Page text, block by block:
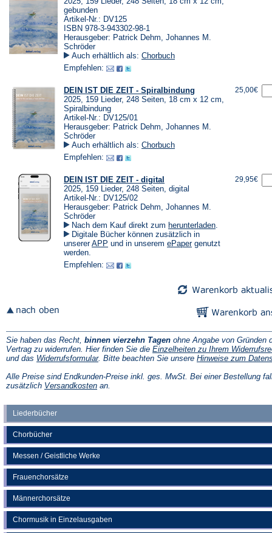
Liederbücher
Chorbücher
Messen / Geistliche Werke
Frauenchorsätze
Männerchorsätze
Chormusik in Einzelausgaben
gebunden
Artikel-Nr.: DV125
ISBN 978-3-943302-98-1
Herausgeber: Patrick Dehm, Johannes M.
Schröder
Auch erhältlich als: Chorbuch
Empfehlen:
DEIN IST DIE ZEIT - Spiralbindung
2025, 159 Lieder, 248 Seiten, 18 cm x 12 cm,
Spiralbindung
Artikel-Nr.: DV125/01
Herausgeber: Patrick Dehm, Johannes M.
Schröder
Auch erhältlich als: Chorbuch
Empfehlen:
25,00€
DEIN IST DIE ZEIT - digital
2025, 159 Lieder, 248 Seiten, digital
Artikel-Nr.: DV125/02
Herausgeber: Patrick Dehm, Johannes M.
Schröder
Nach dem Kauf direkt zum herunterladen(Öffnet
einem
.
Digitale Bücher können zusätzlich in
unsererAPP (Öffnet
neuen
und in unserem ePaper(Öffnet
genutzt
werden.
Empfehlen:
29,95€
Sie haben das Recht, binnen vierzehn Tagen ohne Angabe von Gründen
Vertrag zu widerrufen. Hier finden Sie die Einzelheiten zu Ihrem
und das Widerrufsformular(Öffnet
einem
neuen
. Bitte beachten Sie unsere Hinweise zum
Alle Preise sind Endkunden-Preise inkl. ges. MwSt. Bei einer Bestellung
zusätzlich Versandkosten(Öffnet
an.